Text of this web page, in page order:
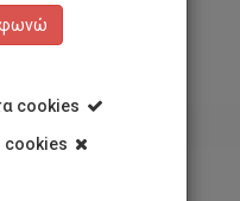
cookies
cookies